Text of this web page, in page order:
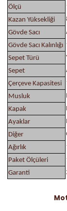
Ölçü
Kazan Yüksekliği
Gövde Sacı
Gövde Sacı Kalınlığı
Sepet Türü
Sepet
Çerçeve Kapasitesi
Musluk
Kapak
Ayaklar
Diğer
Ağırlık
Paket Ölçüleri
Garanti